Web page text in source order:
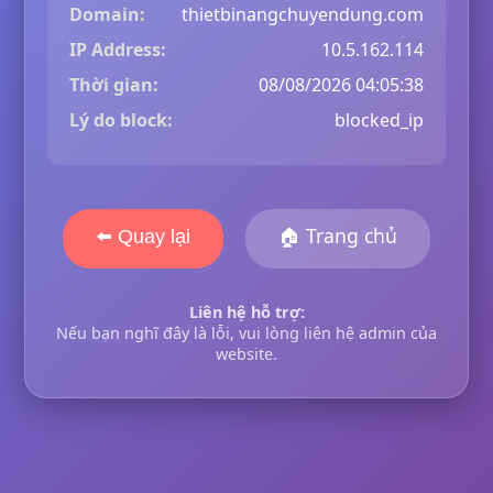
Domain:
thietbinangchuyendung.com
IP Address:
10.5.162.114
Thời gian:
08/08/2026 04:05:38
Lý do block:
blocked_ip
⬅️ Quay lại 🏠 Trang chủ
Liên hệ hỗ trợ:
Nếu bạn nghĩ đây là lỗi, vui lòng liên hệ admin của
website.